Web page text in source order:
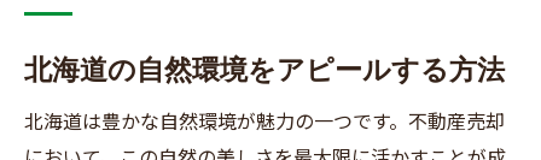
北海道の自然環境をアピールする方法
北海道は豊かな自然環境が魅力の一つです。不動産売却